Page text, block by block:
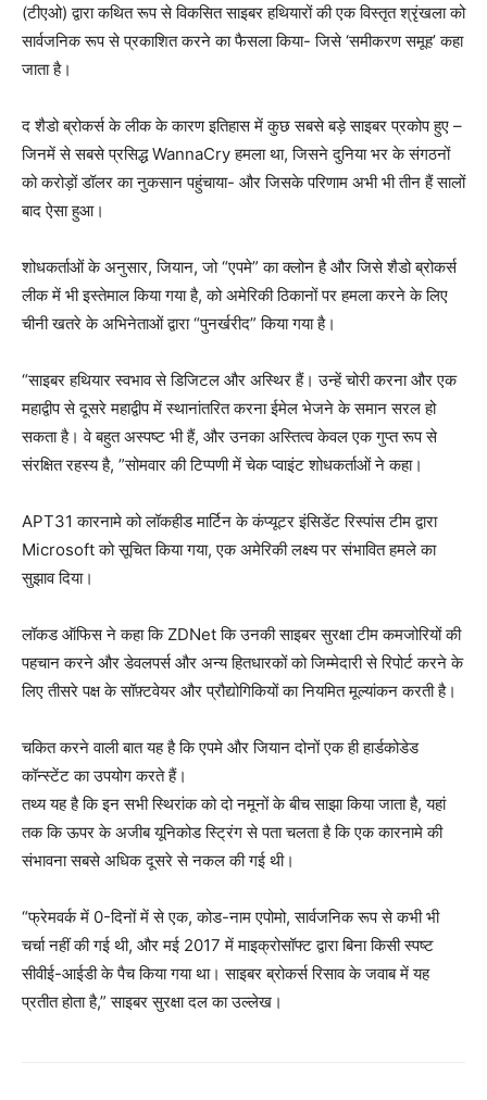
(टीएओ) द्वारा कथित रूप से विकसित साइबर हथियारों की एक विस्तृत श्रृंखला को
सार्वजनिक रूप से प्रकाशित करने का फैसला किया- जिसे ‘समीकरण समूह’ कहा
जाता है।
द शैडो ब्रोकर्स के लीक के कारण इतिहास में कुछ सबसे बड़े साइबर प्रकोप हुए –
जिनमें से सबसे प्रसिद्ध WannaCry हमला था, जिसने दुनिया भर के संगठनों
को करोड़ों डॉलर का नुकसान पहुंचाया- और जिसके परिणाम अभी भी तीन हैं सालों
बाद ऐसा हुआ।
शोधकर्ताओं के अनुसार, जियान, जो “एपमे” का क्लोन है और जिसे शैडो ब्रोकर्स
लीक में भी इस्तेमाल किया गया है, को अमेरिकी ठिकानों पर हमला करने के लिए
चीनी खतरे के अभिनेताओं द्वारा “पुनर्खरीद” किया गया है।
“साइबर हथियार स्वभाव से डिजिटल और अस्थिर हैं। उन्हें चोरी करना और एक
महाद्वीप से दूसरे महाद्वीप में स्थानांतरित करना ईमेल भेजने के समान सरल हो
सकता है। वे बहुत अस्पष्ट भी हैं, और उनका अस्तित्व केवल एक गुप्त रूप से
संरक्षित रहस्य है, ”सोमवार की टिप्पणी में चेक प्वाइंट शोधकर्ताओं ने कहा।
APT31 कारनामे को लॉकहीड मार्टिन के कंप्यूटर इंसिडेंट रिस्पांस टीम द्वारा
Microsoft को सूचित किया गया, एक अमेरिकी लक्ष्य पर संभावित हमले का
सुझाव दिया।
लॉकड ऑफिस ने कहा कि ZDNet कि उनकी साइबर सुरक्षा टीम कमजोरियों की
पहचान करने और डेवलपर्स और अन्य हितधारकों को जिम्मेदारी से रिपोर्ट करने के
लिए तीसरे पक्ष के सॉफ़्टवेयर और प्रौद्योगिकियों का नियमित मूल्यांकन करती है।
चकित करने वाली बात यह है कि एपमे और जियान दोनों एक ही हार्डकोडेड
कॉन्स्टेंट का उपयोग करते हैं।
तथ्य यह है कि इन सभी स्थिरांक को दो नमूनों के बीच साझा किया जाता है, यहां
तक ​​कि ऊपर के अजीब यूनिकोड स्ट्रिंग से पता चलता है कि एक कारनामे की
संभावना सबसे अधिक दूसरे से नकल की गई थी।
“फ्रेमवर्क में 0-दिनों में से एक, कोड-नाम एपोमो, सार्वजनिक रूप से कभी भी
चर्चा नहीं की गई थी, और मई 2017 में माइक्रोसॉफ्ट द्वारा बिना किसी स्पष्ट
सीवीई-आईडी के पैच किया गया था। साइबर ब्रोकर्स रिसाव के जवाब में यह
प्रतीत होता है,” साइबर सुरक्षा दल का उल्लेख।